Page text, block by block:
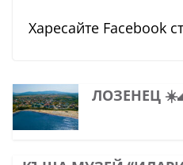
Харесайте Facebook
ЛОЗЕНЕЦ